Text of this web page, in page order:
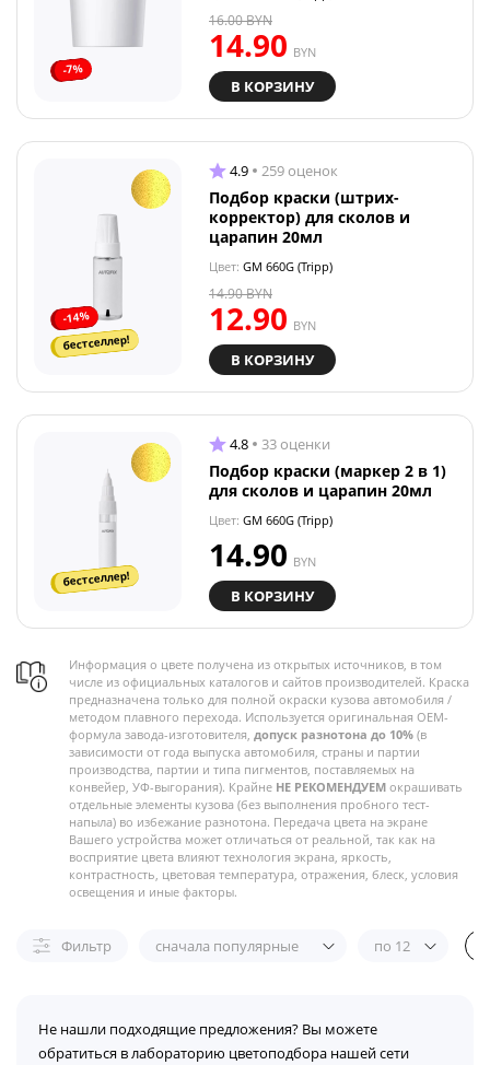
-7%
14.90 BYN
16.00BYN
В КОРЗИНУ
-14%
бестселлер!
4.9 259 оценок
Подбор краски (штрих-
корректор) для сколов и
царапин 20мл
Цвет: GM 660G (Tripp)
12.90 BYN
14.90BYN
В КОРЗИНУ
бестселлер!
4.8 33 оценки
Подбор краски (маркер 2 в 1)
для сколов и царапин 20мл
Цвет: GM 660G (Tripp)
14.90 BYN
В КОРЗИНУ
Информация о цвете получена из открытых источников, в том
числе из официальных каталогов и сайтов производителей. Краска
предназначена только для полной окраски кузова автомобиля /
методом плавного перехода. Используется оригинальная OEM-
формула завода-изготовителя, допуск разнотона до 10% (в
зависимости от года выпуска автомобиля, страны и партии
производства, партии и типа пигментов, поставляемых на
конвейер, УФ-выгорания). Крайне НЕ РЕКОМЕНДУЕМ окрашивать
отдельные элементы кузова (без выполнения пробного тест-
напыла) во избежание разнотона. Передача цвета на экране
Вашего устройства может отличаться от реальной, так как на
восприятие цвета влияют технология экрана, яркость,
контрастность, цветовая температура, отражения, блеск, условия
освещения и иные факторы.
Фильтр сначала популярные по 12
Не нашли подходящие предложения? Вы можете
обратиться в лабораторию цветоподбора нашей сети